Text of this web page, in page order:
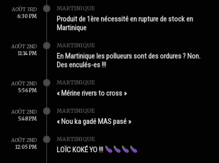
AOÛT 3RD
6:30 PM
MARTINIQUE
Produit de 1ère nécessité en rupture de stock en
Martinique
AOÛT 2ND
11:14 PM
MARTINIQUE
En Martinique les pollueurs sont des ordures ? Non.
Des enculés-es !!!
AOÛT 2ND
5:56 PM
MARTINIQUE
« Mérine rivers to cross »
AOÛT 2ND
5:48 PM
MARTINIQUE
« Nou ka gadé MAS pasé »
AOÛT 2ND
12:05 PM
MARTINIQUE
LOÏC KOKÉ YO !!!